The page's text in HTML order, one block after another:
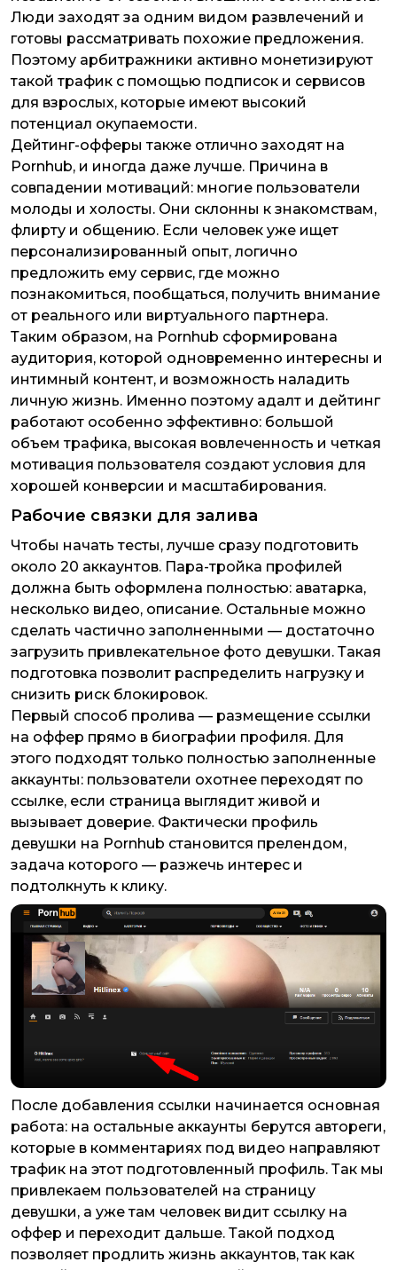
Люди заходят за одним видом развлечений и
готовы рассматривать похожие предложения.
Поэтому арбитражники активно монетизируют
такой трафик с помощью подписок и сервисов
для взрослых, которые имеют высокий
потенциал окупаемости.
Дейтинг-офферы также отлично заходят на
Pornhub, и иногда даже лучше. Причина в
совпадении мотиваций: многие пользователи
молоды и холосты. Они склонны к знакомствам,
флирту и общению. Если человек уже ищет
персонализированный опыт, логично
предложить ему сервис, где можно
познакомиться, пообщаться, получить внимание
от реального или виртуального партнера.
Таким образом, на Pornhub сформирована
аудитория, которой одновременно интересны и
интимный контент, и возможность наладить
личную жизнь. Именно поэтому адалт и дейтинг
работают особенно эффективно: большой
объем трафика, высокая вовлеченность и четкая
мотивация пользователя создают условия для
хорошей конверсии и масштабирования.
Рабочие связки для залива
Чтобы начать тесты, лучше сразу подготовить
около 20 аккаунтов. Пара-тройка профилей
должна быть оформлена полностью: аватарка,
несколько видео, описание. Остальные можно
сделать частично заполненными — достаточно
загрузить привлекательное фото девушки. Такая
подготовка позволит распределить нагрузку и
снизить риск блокировок.
Первый способ пролива — размещение ссылки
на оффер прямо в биографии профиля. Для
этого подходят только полностью заполненные
аккаунты: пользователи охотнее переходят по
ссылке, если страница выглядит живой и
вызывает доверие. Фактически профиль
девушки на Pornhub становится прелендом,
задача которого — разжечь интерес и
подтолкнуть к клику.
После добавления ссылки начинается основная
работа: на остальные аккаунты берутся автореги,
которые в комментариях под видео направляют
трафик на этот подготовленный профиль. Так мы
привлекаем пользователей на страницу
девушки, а уже там человек видит ссылку на
оффер и переходит дальше. Такой подход
позволяет продлить жизнь аккаунтов, так как